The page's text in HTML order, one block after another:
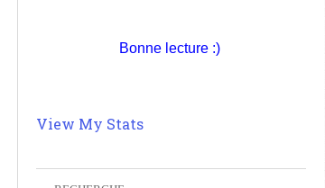
Bonne lecture :)
View My Stats